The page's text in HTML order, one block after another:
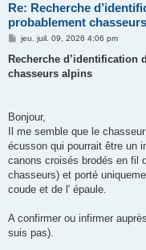
Re: Recherche
probablement
M
s
a
jeu. juil. 09, 2026 4:06 pm
Recherche d’identification
chasseurs alpins
Bonjour,
Il me semble que le
écusson qui pourrait être un
canons croisés brodés en fil
chasseurs) et porté
coude et de l' épaule.
A confirmer ou infirmer
suis pas).